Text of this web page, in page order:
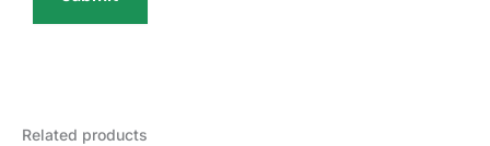
Related products